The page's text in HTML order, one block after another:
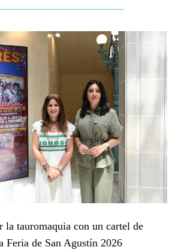
la tauromaquia con un cartel de
Feria de San Agustín 2026